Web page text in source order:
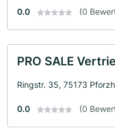
0.0 (0
PRO SALE
Ringstr. 35, 75173
0.0 (0